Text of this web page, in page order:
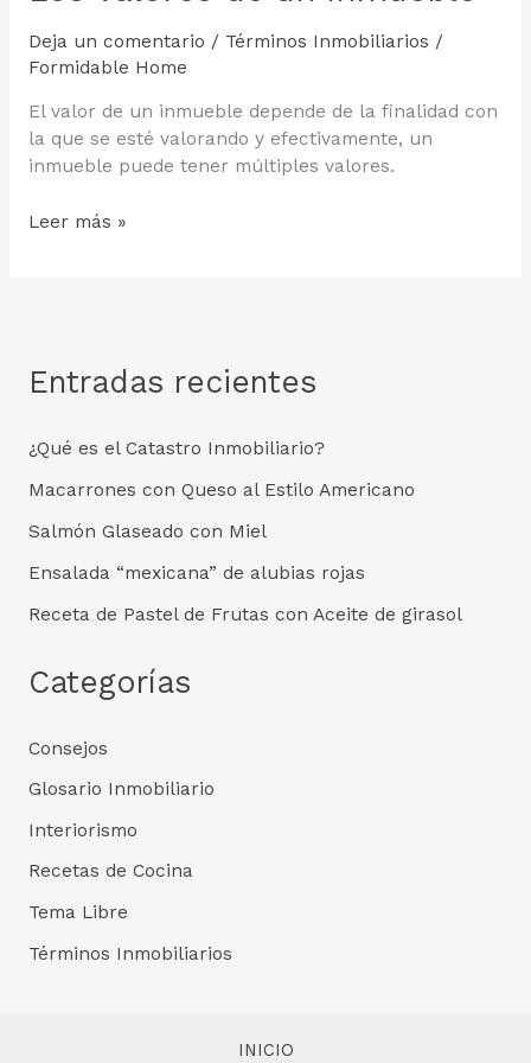
Deja un comentario / Términos Inmobiliarios /
Formidable Home
El valor de un inmueble depende de la finalidad con
la que se esté valorando y efectivamente, un
inmueble puede tener múltiples valores.
Los
Leer más »
Entradas recientes
¿Qué es el Catastro Inmobiliario?
Macarrones con Queso al Estilo Americano
Salmón Glaseado con Miel
Ensalada “mexicana” de alubias rojas
Receta de Pastel de Frutas con Aceite de girasol
Categorías
Consejos
Glosario Inmobiliario
Interiorismo
Recetas de Cocina
Tema Libre
Términos Inmobiliarios
INICIO